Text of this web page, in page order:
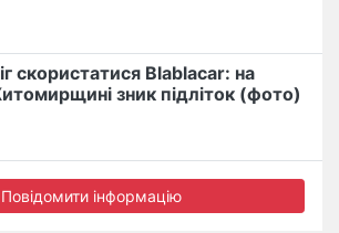
скористатися Blablacar: на
зник підліток (фото)
Повідомити інформацію